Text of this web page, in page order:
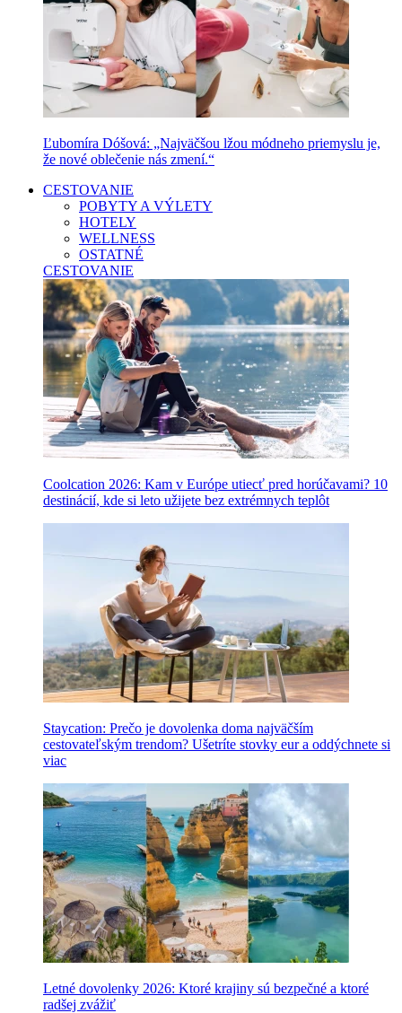
Ľubomíra Dóšová: „Najväčšou lžou módneho priemyslu je,
že nové oblečenie nás zmení.“
CESTOVANIE
POBYTY A VÝLETY
HOTELY
WELLNESS
OSTATNÉ
CESTOVANIE
Coolcation 2026: Kam v Európe utiecť pred horúčavami? 10
destinácií, kde si leto užijete bez extrémnych teplôt
Staycation: Prečo je dovolenka doma najväčším
cestovateľským trendom? Ušetríte stovky eur a oddýchnete si
viac
Letné dovolenky 2026: Ktoré krajiny sú bezpečné a ktoré
radšej zvážiť